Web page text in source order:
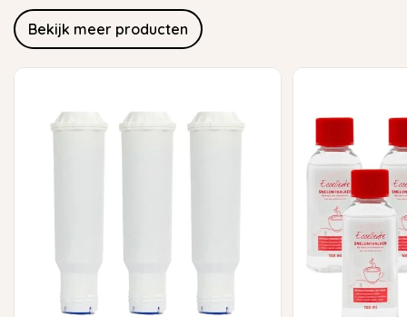
Bekijk meer producten